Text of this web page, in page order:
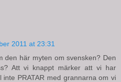
2011 at 23:31
den här myten om svensken? Den
Att vi knappt märker att vi har
PRATAR med grannarna om vi